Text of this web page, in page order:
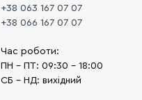
+38 063 167 07 07
+38 066 167 07 07
Час роботи:
ПН - ПТ: 09:30 - 18:00
СБ - НД: вихідний